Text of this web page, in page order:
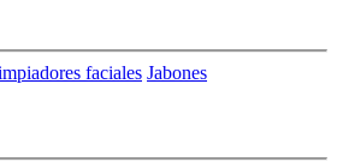
faciales Jabones